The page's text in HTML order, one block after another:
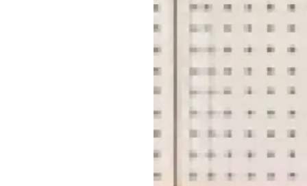
店
横浜
事業
契